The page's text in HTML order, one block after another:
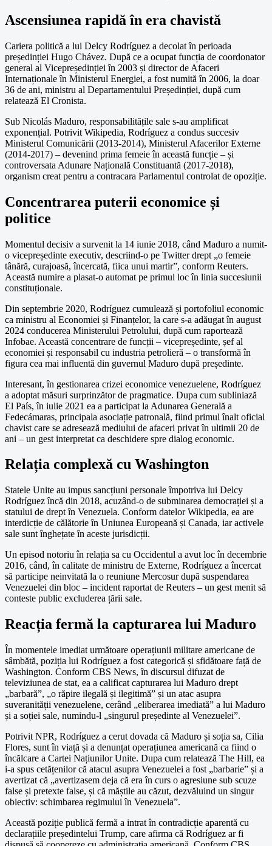
Ascensiunea rapidă în era chavistă
Cariera politică a lui Delcy Rodríguez a decolat în perioada
președinției Hugo Chávez. După ce a ocupat funcția de coordonator
general al Vicepreședinției în 2003 și director de Afaceri
Internaționale în Ministerul Energiei, a fost numită în 2006, la doar
36 de ani, ministru al Departamentului Președinției, după cum
relatează El Cronista.
Sub Nicolás Maduro, responsabilitățile sale s-au amplificat
exponențial. Potrivit Wikipedia, Rodríguez a condus succesiv
Ministerul Comunicării (2013-2014), Ministerul Afacerilor Externe
(2014-2017) – devenind prima femeie în această funcție – și
controversata Adunare Națională Constituantă (2017-2018),
organism creat pentru a contracara Parlamentul controlat de opoziție.
Concentrarea puterii economice și
politice
Momentul decisiv a survenit la 14 iunie 2018, când Maduro a numit-
o vicepreședinte executiv, descriind-o pe Twitter drept „o femeie
tânără, curajoasă, încercată, fiica unui martir”, conform Reuters.
Această numire a plasat-o automat pe primul loc în linia succesiunii
constituționale.
Din septembrie 2020, Rodríguez cumulează și portofoliul economic
ca ministru al Economiei și Finanțelor, la care s-a adăugat în august
2024 conducerea Ministerului Petrolului, după cum raportează
Infobae. Această concentrare de funcții – vicepreședinte, șef al
economiei și responsabil cu industria petrolieră – o transformă în
figura cea mai influentă din guvernul Maduro după președinte.
Interesant, în gestionarea crizei economice venezuelene, Rodríguez
a adoptat măsuri surprinzător de pragmatice. Dupa cum subliniază
El País, în iulie 2021 ea a participat la Adunarea Generală a
Fedecámaras, principala asociație patronală, fiind primul înalt oficial
chavist care se adresează mediului de afaceri privat în ultimii 20 de
ani – un gest interpretat ca deschidere spre dialog economic.
Relația complexă cu Washington
Statele Unite au impus sancțiuni personale împotriva lui Delcy
Rodríguez încă din 2018, acuzând-o de subminarea democrației și a
statului de drept în Venezuela. Conform datelor Wikipedia, ea are
interdicție de călătorie în Uniunea Europeană și Canada, iar activele
sale sunt înghețate în aceste jurisdicții.
Un episod notoriu în relația sa cu Occidentul a avut loc în decembrie
2016, când, în calitate de ministru de Externe, Rodríguez a încercat
să participe neinvitată la o reuniune Mercosur după suspendarea
Venezuelei din bloc – incident raportat de Reuters – un gest menit să
conteste public excluderea țării sale.
Reacția fermă la capturarea lui Maduro
În momentele imediat următoare operațiunii militare americane de
sâmbătă, poziția lui Rodríguez a fost categorică și sfidătoare față de
Washington. Conform CBS News, în discursul difuzat de
televiziunea de stat, ea a calificat capturarea lui Maduro drept
„barbară”, „o răpire ilegală și ilegitimă” și un atac asupra
suveranității venezuelene, cerând „eliberarea imediată” a lui Maduro
și a soției sale, numindu-l „singurul președinte al Venezuelei”.
Potrivit NPR, Rodríguez a cerut dovada că Maduro și soția sa, Cilia
Flores, sunt în viață și a denunțat operațiunea americană ca fiind o
încălcare a Cartei Națiunilor Unite. Dupa cum relatează The Hill, ea
i-a spus cetățenilor că atacul asupra Venezuelei a fost „barbarie” și a
avertizat că „avertizasem deja că era în curs o agresiune sub scuze
false și pretexte false, și că măștile au căzut, dezvăluind un singur
obiectiv: schimbarea regimului în Venezuela”.
Această poziție publică fermă a intrat în contradicție aparentă cu
declarațiile președintelui Trump, care afirma că Rodríguez ar fi